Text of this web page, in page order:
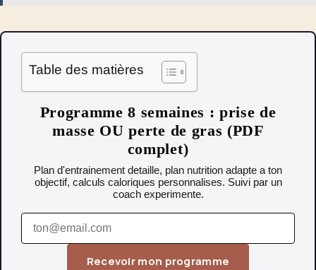
Table des matières
Programme 8 semaines : prise de
masse OU perte de gras (PDF
complet)
Plan d'entrainement detaille, plan nutrition adapte a ton
objectif, calculs caloriques personnalises. Suivi par un
coach experimente.
Recevoir mon programme